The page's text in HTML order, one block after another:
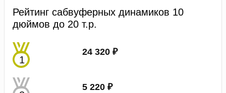
Рейтинг сабвуферных динамиков 10
дюймов до 20 т.р.
24 320 ₽
5 220 ₽